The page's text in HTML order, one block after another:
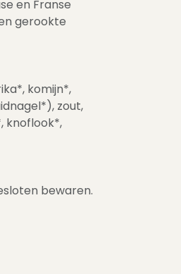
en Franse
gerookte
komijn*,
zout,
knoflook*,
bewaren.